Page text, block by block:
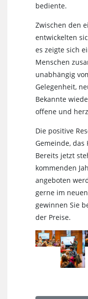
bediente.
Zwischen den
entwickelten
es zeigte sich
Menschen
unabhängig
Gelegenheit,
Bekannte
offene und
Die positive
Gemeinde, das
Bereits jetzt
kommenden
angeboten
gerne im
gewinnen Sie
der Preise.